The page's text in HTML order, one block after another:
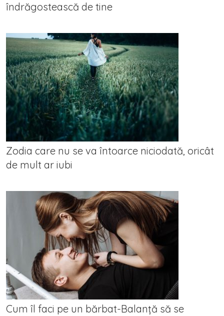
îndrăgostească de tine
Zodia care nu se va întoarce niciodată, oricât
de mult ar iubi
Cum îl faci pe un bărbat-Balanță să se